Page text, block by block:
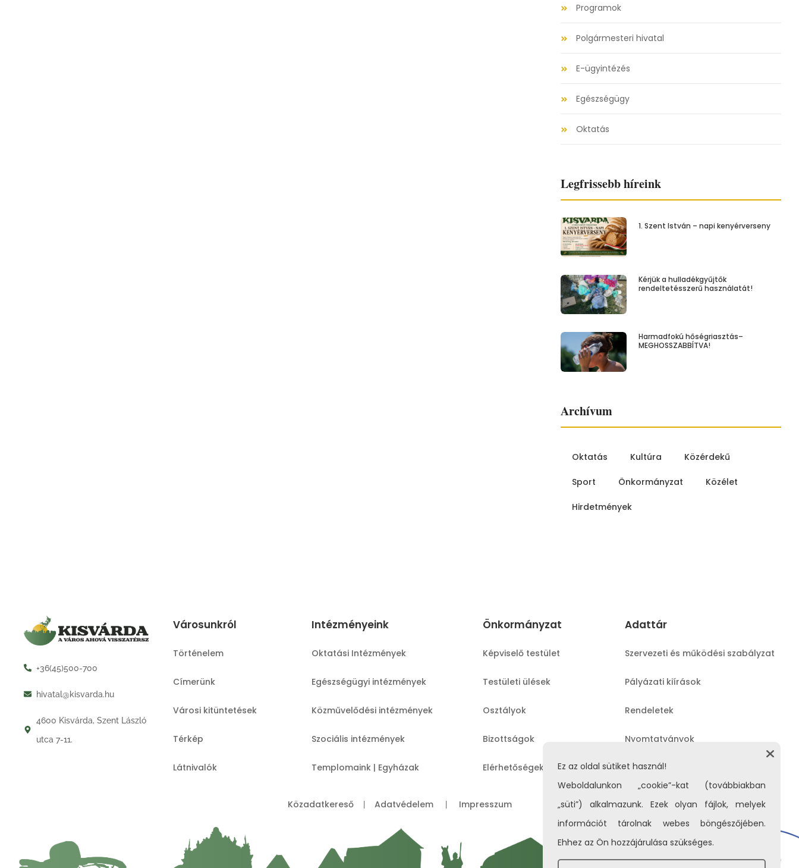
Programok
Polgármesteri hivatal
E-ügyintézés
Egészségügy
Oktatás
Legfrissebb híreink
1. Szent István – napi kenyérverseny
Kérjük a hulladékgyűjtők
rendeltetésszerű használatát!
Harmadfokú hőségriasztás–
MEGHOSSZABBÍTVA!
Archívum
Oktatás Kultúra Közérdekű
Sport Önkormányzat Közélet
Hirdetmények
Ez az oldal sütiket használ!
Weboldalunkon „cookie”-kat (továbbiakban
„süti”) alkalmazunk. Ezek olyan fájlok, melyek
információt tárolnak webes böngészőjében.
Ehhez az Ön hozzájárulása szükséges.
+36(45)500-700
hivatal@kisvarda.hu
4600 Kisvárda, Szent László
utca 7-11.
Városunkról
Történelem
Címerünk
Városi kitüntetések
Térkép
Látnivalók
Intézményeink
Oktatási Intézmények
Egészségügyi intézmények
Közművelődési intézmények
Szociális intézmények
Templomaink | Egyházak
Önkormányzat
Képviselő testület
Testületi ülések
Osztályok
Bizottságok
Elérhetőségek
Adattár
Szervezeti és működési szabályzat
Pályázati kiírások
Rendeletek
Nyomtatványok
Közérdekű adatok
Közadatkereső Adatvédelem Impresszum